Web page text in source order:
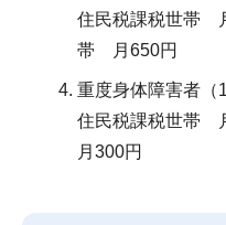
住民税課税世帯
帯 月650円
重度身体障害者（
住民税課税世帯
月300円